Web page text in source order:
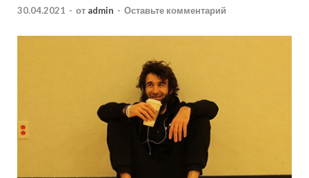
30.04.2021 - от admin - Оставьте комментарий